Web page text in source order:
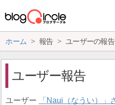
ホーム 報告 ユーザーの報告
ユーザー報告
ユーザー Naui（なうい）